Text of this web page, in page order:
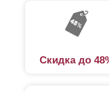
Скидка до